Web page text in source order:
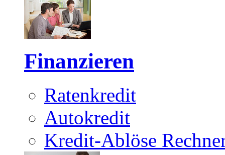
Finanzieren
Ratenkredit
Autokredit
Kredit-Ablöse